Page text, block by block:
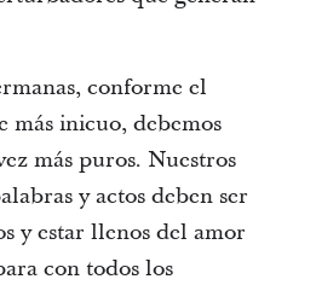
conforme el
más inicuo, debemos
más puros. Nuestros
y actos deben ser
y estar llenos del amor
con todos los